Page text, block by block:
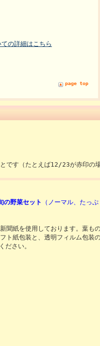
の詳細はこちら
page top
です（たとえば12/23が赤印の
の野菜セット
（ノーマル、たっぷ
聞紙を使用しております。葉も
ト紙包装と、透明フィルム包装
ださい。